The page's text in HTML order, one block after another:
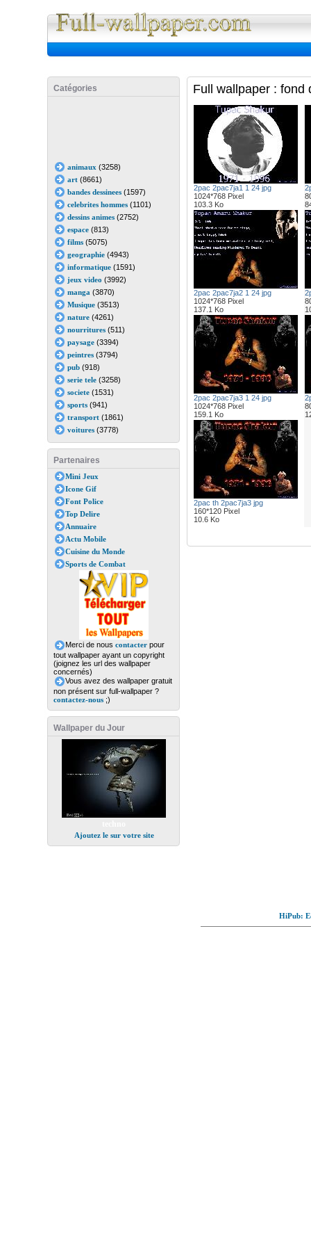
Catégories
animaux (3258)
art(8661)
bandes dessinees(1597)
celebrites hommes(1101)
dessins animes(2752)
espace(813)
films(5075)
geographie(4943)
informatique(1591)
jeux video (3992)
manga (3870)
Musique(3513)
nature(4261)
nourritures(511)
paysage(3394)
peintres(3794)
pub(918)
serie tele(3258)
societe(1531)
sports(941)
transport(1861)
voitures(3778)
Partenaires
Mini Jeux
Icone Gif
Font Police
Top Delire
Annuaire
Actu Mobile
Cuisine du Monde
Sports de Combat
Merci de nous contacterpour
tout wallpaper ayant un copyright
(joignez les url des wallpaper
concernés)
Vous avez des wallpaper gratuit
non présent sur full-wallpaper ?
contactez-nous;)
Wallpaper du Jour
Ajoutez le sur votre site
Full wallpaper : fond
2pac 2pac7ja1 1 24 jpg
1024*768 Pixel
103.3 Ko
2pac 2pac7ja2 1 24 jpg
1024*768 Pixel
137.1 Ko
2pac 2pac7ja3 1 24 jpg
1024*768 Pixel
159.1 Ko
2pac th 2pac7ja3 jpg
160*120 Pixel
10.6 Ko
HiPub: